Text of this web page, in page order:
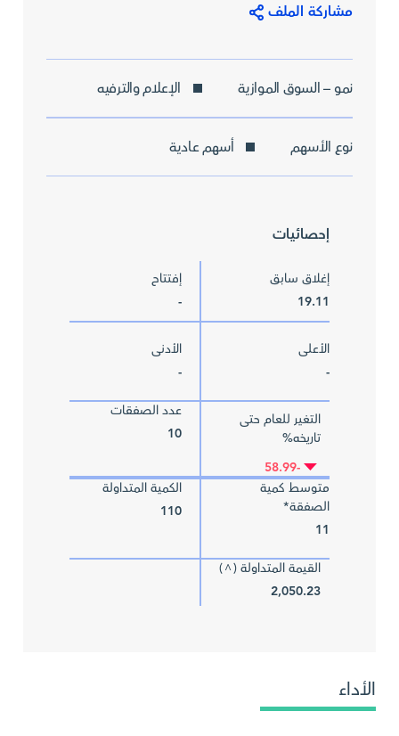
مشاركة الملف
نمو – السوق الموازية الإعلام والترفيه
نوع الأسهم أسهم عادية
إحصائيات
إغلاق سابق
19.11
إفتتاح
-
الأعلى
-
الأدنى
-
التغير للعام حتى
تاريخه%
-58.99
عدد الصفقات
10
متوسط كمية
الصفقة*
11
الكمية المتداولة
110
القيمة المتداولة ( ^
)
2,050.23
الأداء